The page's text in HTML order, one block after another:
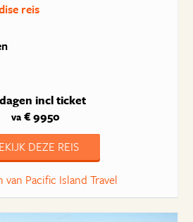
reis
incl ticket
va€ 9950
DEZE REIS
van Pacific Island Travel